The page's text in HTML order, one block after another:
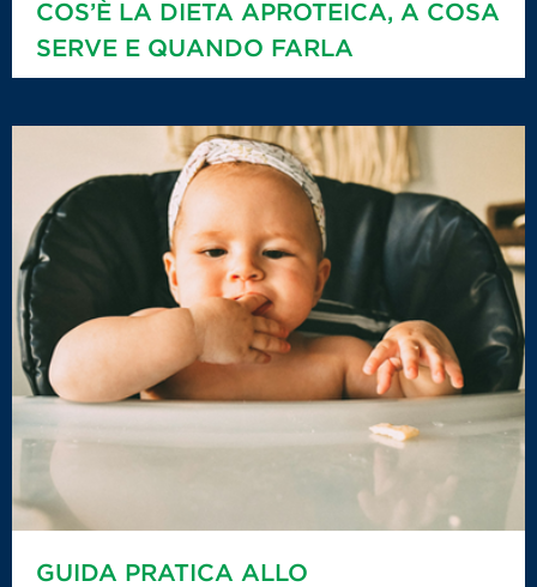
COS’È LA DIETA APROTEICA, A COSA
SERVE E QUANDO FARLA
GUIDA PRATICA ALLO